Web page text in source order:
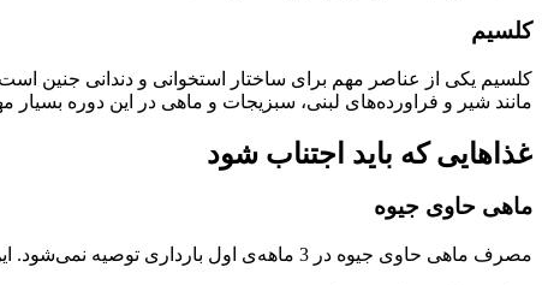
کلسیم
کلسیم یکی از عناصر مهم برای ساختار استخوانی و دندانی جنین
مانند شیر و فراورده‌های لبنی، سبزیجات و ماهی در این دوره بسیار
غذاهایی که باید اجتناب شود
ماهی حاوی جیوه
مصرف ماهی حاوی جیوه در 3 ماهه‌ی اول بارداری توصیه نمی‌شود. این ماهی‌ها ممکن است حاوی غلظت بالایی از جیوه باشند که مصرف آن در این دوره می‌تواند به سلامتی جنین آسیب برساند.